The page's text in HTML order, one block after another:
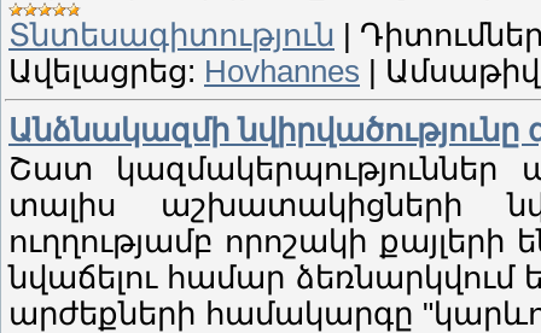
Տնտեսագիտություն
Ավելացրեց: Hovhannes
Անձնակազմի նվիրվածությունը
Շատ կազմակերպություններ
տալիս աշխատակիցների
ուղղությամբ որոշակի քայլերի
նվաճելու համար ձեռնարկվում
արժեքների համակարգը